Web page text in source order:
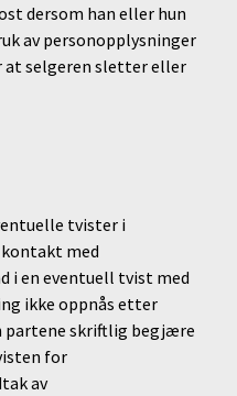
dersom han eller hun
av personopplysninger
at selgeren sletter eller
tvister i
med
i en eventuell tvist med
ikke oppnås etter
partene skriftlig begjære
for
av